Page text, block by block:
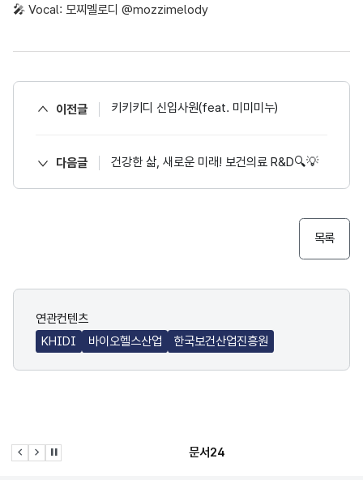
🎤 Vocal: 모찌멜로디 @mozzimelody
이전글 키키키디 신입사원(feat. 미미미누)
다음글 건강한 삶, 새로운 미래! 보건의료 R&D🔍💡
목록
연관컨텐츠
KHIDI
바이오헬스산업 한국보건산업진흥원
이전 슬라이드
다음 슬라이드
관련사이트 자동재생 멈춤 문서24